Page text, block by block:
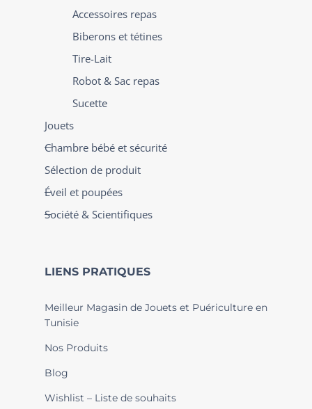
Accessoires repas
Biberons et tétines
Tire-Lait
Robot & Sac repas
Sucette
Jouets
Chambre bébé et sécurité
Sélection de produit
Éveil et poupées
Société & Scientifiques
LIENS PRATIQUES
Meilleur Magasin de Jouets et Puériculture en
Tunisie
Nos Produits
Blog
Wishlist – Liste de souhaits